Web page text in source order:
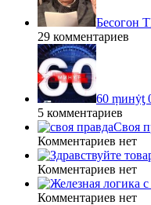
Бесогон
29 комментариев
60 ṃинẏƫ
5 комментариев
Своя
Комментариев нет
Комментариев нет
Комментариев нет